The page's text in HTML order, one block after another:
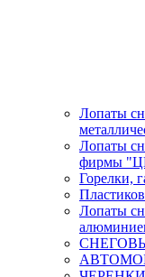
Лопаты
Лопаты
фирмы
Горелки,
Лопаты